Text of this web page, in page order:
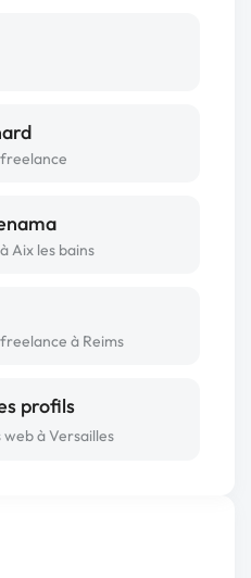
Aix les bains
à Reims
profils
à Versailles